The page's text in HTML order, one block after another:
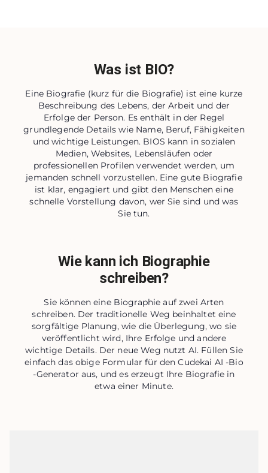
Was ist BIO?
Eine Biografie (kurz für die Biografie) ist eine kurze
Beschreibung des Lebens, der Arbeit und der
Erfolge der Person. Es enthält in der Regel
grundlegende Details wie Name, Beruf, Fähigkeiten
und wichtige Leistungen. BIOS kann in sozialen
Medien, Websites, Lebensläufen oder
professionellen Profilen verwendet werden, um
jemanden schnell vorzustellen. Eine gute Biografie
ist klar, engagiert und gibt den Menschen eine
schnelle Vorstellung davon, wer Sie sind und was
Sie tun.
Wie kann ich Biographie
schreiben?
Sie können eine Biographie auf zwei Arten
schreiben. Der traditionelle Weg beinhaltet eine
sorgfältige Planung, wie die Überlegung, wo sie
veröffentlicht wird, Ihre Erfolge und andere
wichtige Details. Der neue Weg nutzt AI. Füllen Sie
einfach das obige Formular für den Cudekai AI -Bio
-Generator aus, und es erzeugt Ihre Biografie in
etwa einer Minute.